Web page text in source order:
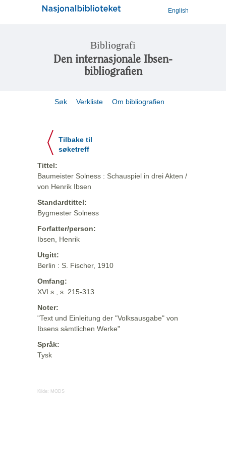
English
Bibliografi
Den internasjonale Ibsen-
bibliografien
Søk Verkliste Om bibliografien
Tilbake til
søketreff
Tittel:
Baumeister Solness : Schauspiel in drei Akten /
von Henrik Ibsen
Standardtittel:
Bygmester Solness
Forfatter/person:
Ibsen, Henrik
Utgitt:
Berlin : S. Fischer, 1910
Omfang:
XVI s., s. 215-313
Noter:
"Text und Einleitung der "Volksausgabe" von
Ibsens sämtlichen Werke"
Språk:
Tysk
Kilde: MODS